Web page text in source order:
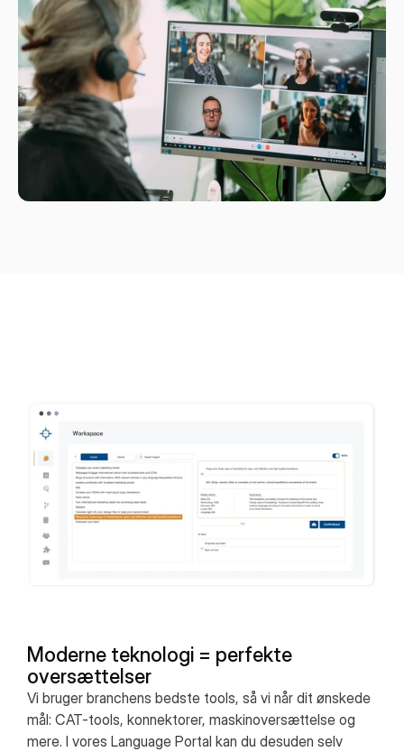
Moderne teknologi = perfekte
oversættelser
Vi bruger branchens bedste tools, så vi når dit ønskede
mål: CAT-tools, konnektorer, maskinoversættelse og
mere. I vores Language Portal kan du desuden selv